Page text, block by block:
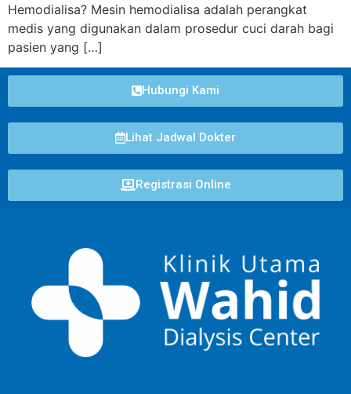
Hemodialisa? Mesin hemodialisa adalah perangkat
medis yang digunakan dalam prosedur cuci darah bagi
pasien yang […]
Hubungi Kami
Lihat Jadwal Dokter
Registrasi Online